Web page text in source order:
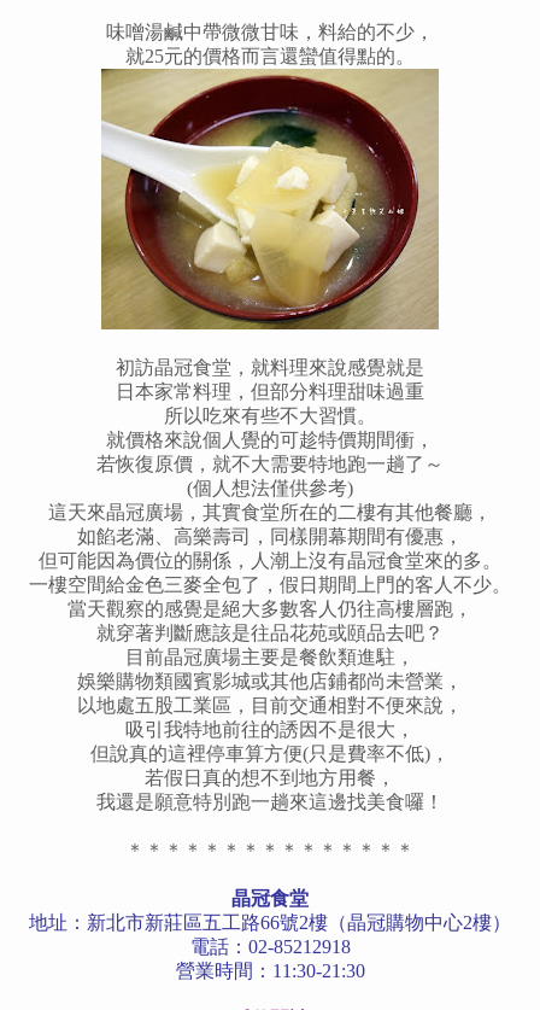
味噌湯鹹中帶微微甘味，料給的不少，
就25元的價格而言還蠻值得點的。
初訪晶冠食堂，就料理來說感覺就是
日本家常料理，但部分料理甜味過重
所以吃來有些不大習慣。
就價格來說個人覺的可趁特價期間衝，
若恢復原價，就不大需要特地跑一趟了～
(個人想法僅供參考)
這天來晶冠廣場，其實食堂所在的二樓有其他餐廳，
如餡老滿、高樂壽司，同樣開幕期間有優惠，
但可能因為價位的關係，人潮上沒有晶冠食堂來的多。
一樓空間給金色三麥全包了，假日期間上門的客人不少。
當天觀察的感覺是絕大多數客人仍往高樓層跑，
就穿著判斷應該是往品花苑或頤品去吧？
目前晶冠廣場主要是餐飲類進駐，
娛樂購物類國賓影城或其他店鋪都尚未營業，
以地處五股工業區，目前交通相對不便來說，
吸引我特地前往的誘因不是很大，
但說真的這裡停車算方便(只是費率不低)，
若假日真的想不到地方用餐，
我還是願意特別跑一趟來這邊找美食囉！
＊＊＊＊＊＊＊＊＊＊＊＊＊＊＊
晶冠食堂
地址：新北市新莊區五工路66號2樓（晶冠購物中心2樓）
電話：02-85212918
營業時間：11:30-21:30